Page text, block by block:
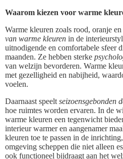
Waarom kiezen voor warme
Warme kleuren zoals rood, oranje
van warme kleuren in de
uitnodigende en comfortabele sfeer
maanden. Ze hebben sterke
van welzijn bevorderen. Warme
met gezelligheid en nabijheid,
voelen.
Daarnaast speelt seizoensgebonden
hoe ruimtes worden ervaren. In de
warme kleuren een tegenwicht
interieur warmer en aangenamer
kleuren toe te passen in de
omgeving scheppen die niet alleen
ook functioneel bijdraagt aan het